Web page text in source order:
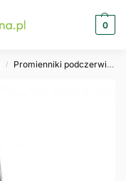
0
/ Promienniki podczerwieni